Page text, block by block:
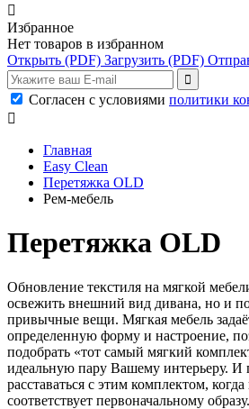

Избранное
Нет товаров в избранном
Открыть (PDF) Загрузить (PDF)
Согласен с условиями политики

Главная
Easy Clean
Перетяжка OLD
Рем-мебель
Перетяжка OLD
Обновление текстиля на мягкой
освежить внешний вид дивана, но и
привычные вещи. Мягкая мебель
определенную форму и настроение,
подобрать «тот самый мягкий
идеальную пару Вашему интерьеру. И
расставаться с этим комплектом,
соответствует первоначальному образу.